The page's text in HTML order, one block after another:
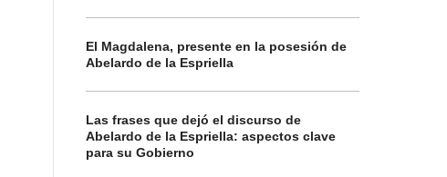
El Magdalena, presente en la posesión de
Abelardo de la Espriella
Las frases que dejó el discurso de
Abelardo de la Espriella: aspectos clave
para su Gobierno